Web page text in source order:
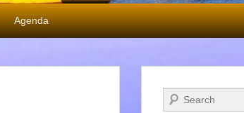
Agenda
Buscar